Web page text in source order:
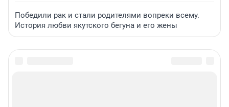
Победили рак и стали родителями вопреки всему.
История любви якутского бегуна и его жены